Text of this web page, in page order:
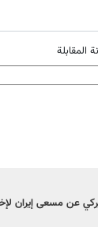
المقابلة
عن مسعى إيران